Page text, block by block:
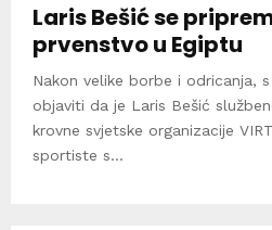
Laris Bešić se
prvenstvo u Egiptu
Nakon velike borbe i odricanja,
objaviti da je Laris Bešić
krovne svjetske organizacije
sportiste s...